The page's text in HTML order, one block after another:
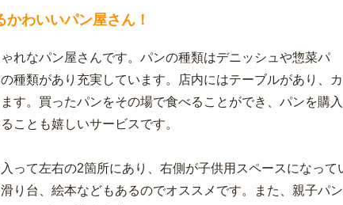
わいいパン屋さん！
れなパン屋さんです。パンの種類はデニッシュや惣菜パ
種類があり充実しています。店内にはテーブルがあり、カ
す。買ったパンをその場で食べることができ、パンを購入
ことも嬉しいサービスです。
って左右の2箇所にあり、右側が子供用スペースになって
り台、絵本などもあるのでオススメです。また、親子パン